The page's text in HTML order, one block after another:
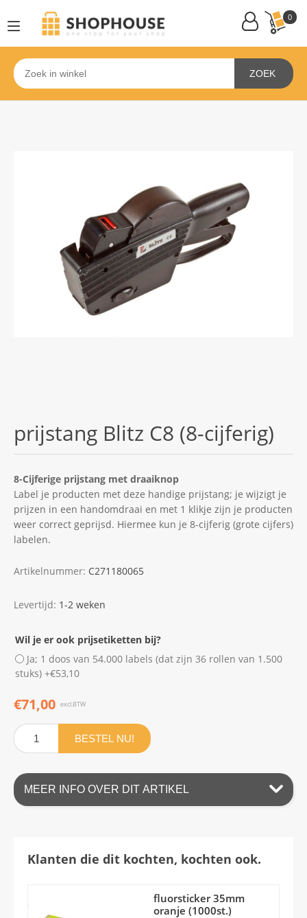
0
ZOEK
prijstang Blitz C8 (8-cijferig)
8-Cijferige prijstang met draaiknop
Label je producten met deze handige prijstang; je wijzigt je
prijzen in een handomdraai en met 1 klikje zijn je producten
weer correct geprijsd. Hiermee kun je 8-cijferig (grote cijfers)
labelen.
Artikelnummer: C271180065
Levertijd: 1-2 weken
Wil je er ook prijsetiketten bij?
Ja; 1 doos van 54.000 labels (dat zijn 36 rollen van 1.500
stuks) +€53,10
€71,00 excl.BTW
BESTEL NU!
MEER INFO OVER DIT ARTIKEL
Klanten die dit kochten, kochten ook.
fluorsticker 35mm
oranje (1000st.)